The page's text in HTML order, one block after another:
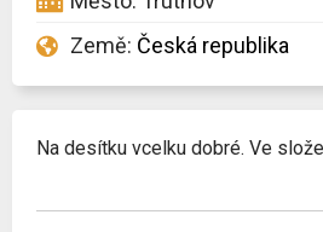
Země: Česká republika
Na desítku vcelku dobré. Ve